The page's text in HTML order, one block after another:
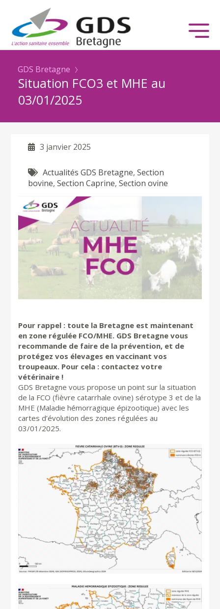
GDS Bretagne
Situation FCO3 et MHE au
03/01/2025
3 janvier 2025
Actualités GDS Bretagne,Section
bovine,Section Caprine,Section ovine
Pour rappel : toute la Bretagne est maintenant
en zone régulée FCO/MHE. GDS Bretagne vous
recommande de faire de la prévention, et de
protégez vos élevages en vaccinant vos
troupeaux. Pour cela : contactez votre
vétérinaire !
GDS Bretagne vous propose un point sur la situation
de la FCO (fièvre catarrhale ovine) sérotype 3 et de la
MHE (Maladie hémorragique épizootique) avec les
cartes d’évolution des zones régulées au
03/01/2025.